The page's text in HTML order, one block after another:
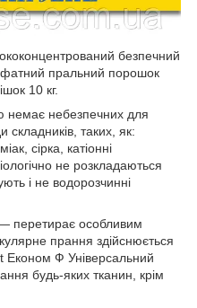
безпечний
пральний порошок
10 кг.
немає небезпечних для
таких, як:
сірка, катіонні
не розкладаються
і не водорозчинні
перетирає особливим
прання здійснюється
Економ Ф Універсальний
будь-яких тканин, крім